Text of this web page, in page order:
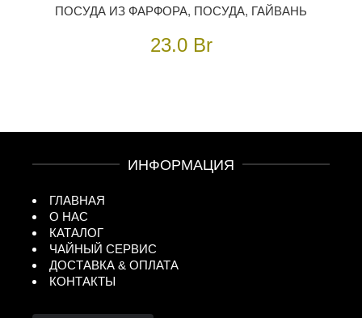
ПОСУДА ИЗ ФАРФОРА, ПОСУДА, ГАЙВАНЬ
23.0 Br
ИНФОРМАЦИЯ
ГЛАВНАЯ
О НАС
КАТАЛОГ
ЧАЙНЫЙ СЕРВИС
ДОСТАВКА & ОПЛАТА
КОНТАКТЫ